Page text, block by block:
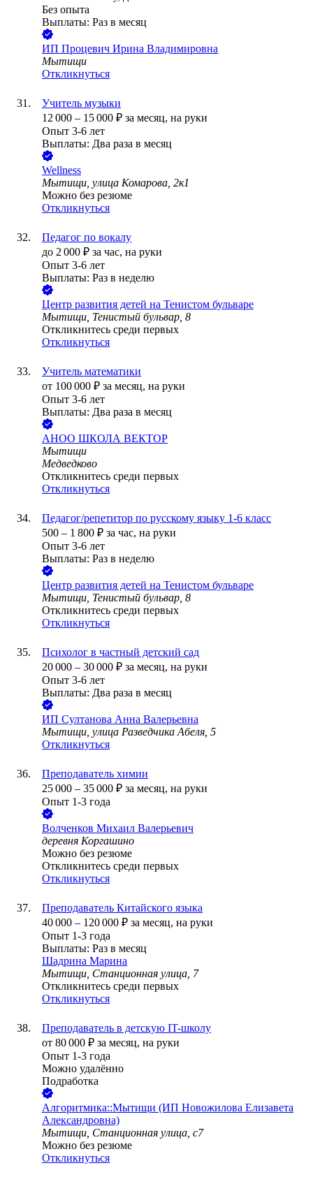
Без опыта
Выплаты: Раз в месяц
ИП Процевич Ирина Владимировна
Мытищи
Откликнуться
Учитель музыки
12 000 – 15 000 ₽ за месяц, на руки
Опыт 3-6 лет
Выплаты: Два раза в месяц
Wellness
Мытищи, улица Комарова, 2к1
Можно без резюме
Откликнуться
Педагог по вокалу
до 2 000 ₽ за час, на руки
Опыт 3-6 лет
Выплаты: Раз в неделю
Центр развития детей на Тенистом бульваре
Мытищи, Тенистый бульвар, 8
Откликнитесь среди первых
Откликнуться
Учитель математики
от 100 000 ₽ за месяц, на руки
Опыт 3-6 лет
Выплаты: Два раза в месяц
АНОО ШКОЛА ВЕКТОР
Мытищи
Медведково
Откликнитесь среди первых
Откликнуться
Педагог/репетитор по русскому языку 1-6 класс
500 – 1 800 ₽ за час, на руки
Опыт 3-6 лет
Выплаты: Раз в неделю
Центр развития детей на Тенистом бульваре
Мытищи, Тенистый бульвар, 8
Откликнитесь среди первых
Откликнуться
Психолог в частный детский сад
20 000 – 30 000 ₽ за месяц, на руки
Опыт 3-6 лет
Выплаты: Два раза в месяц
ИП Султанова Анна Валерьевна
Мытищи, улица Разведчика Абеля, 5
Откликнуться
Преподаватель химии
25 000 – 35 000 ₽ за месяц, на руки
Опыт 1-3 года
Волченков Михаил Валерьевич
деревня Коргашино
Можно без резюме
Откликнитесь среди первых
Откликнуться
Преподаватель Китайского языка
40 000 – 120 000 ₽ за месяц, на руки
Опыт 1-3 года
Выплаты: Раз в месяц
Шадрина Марина
Мытищи, Станционная улица, 7
Откликнитесь среди первых
Откликнуться
Преподаватель в детскую IT-школу
от 80 000 ₽ за месяц, на руки
Опыт 1-3 года
Можно удалённо
Подработка
Алгоритмика::Мытищи (ИП Новожилова Елизавета
Александровна)
Мытищи, Станционная улица, с7
Можно без резюме
Откликнуться